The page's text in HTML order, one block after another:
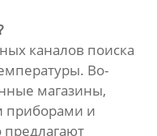
каналов поиска
Во-
магазины,
приборами и